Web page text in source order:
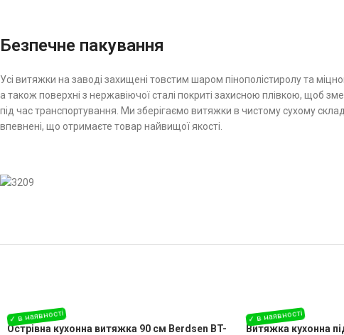
Безпечне пакування
Усі витяжки на заводі захищені товстим шаром пінополістиролу та
а також поверхні з нержавіючої сталі покриті захисною плівкою, щоб
під час транспортування. Ми зберігаємо витяжки в чистому сухому
впевнені, що отримаєте товар найвищої якості.
Острівна кухонна витяжка 90 см Berdsen BT- Витяжка кухонна